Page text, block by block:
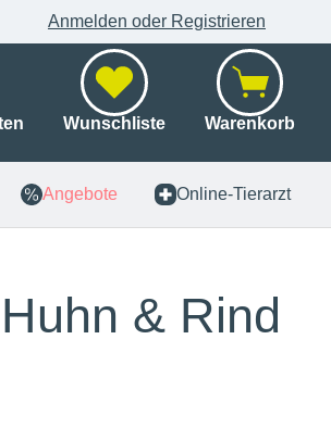
Anmelden oder Registrieren
Wunschliste Warenkorb
Angebote Online-Tierarzt
& Rind